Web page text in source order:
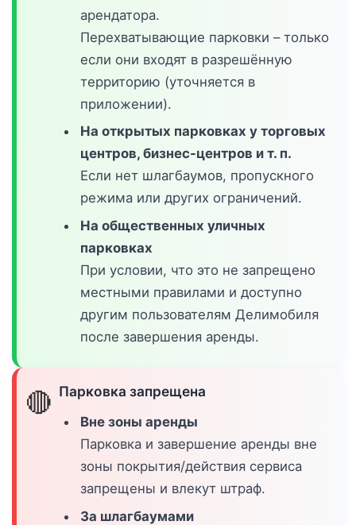
арендатора.
Перехватывающие парковки – только
если они входят в разрешённую
территорию (уточняется в
приложении).
На открытых парковках у торговых
центров, бизнес-центров и т. п.
Если нет шлагбаумов, пропускного
режима или других ограничений.
На общественных уличных
парковках
При условии, что это не запрещено
местными правилами и доступно
другим пользователям Делимобиля
после завершения аренды.
🔴 Парковка запрещена
Вне зоны аренды
Парковка и завершение аренды вне
зоны покрытия/действия сервиса
запрещены и влекут штраф.
За шлагбаумами